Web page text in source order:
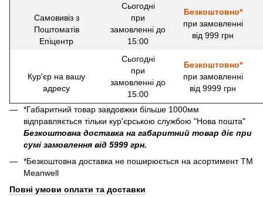
Самовивіз з
Поштоматів
Епіцентр
Сьогодні
при
замовленні до
15:00
Безкоштовно*
при замовленні
від 999 грн
Кур'єр на вашу
адресу
Сьогодні
при
замовленні до
15:00
Безкоштовно*
при замовленні
від 9999 грн
*Габаритний товар завдовжки більше 1000мм
відправляється тільки кур'єрською службою "Нова пошта"
Безкоштовна доставка на габаритний товар діє при
сумі замовлення від 5999 грн.
*Безкоштовна доставка не поширюється на асортимент ТМ
Meanwell
Повні умови оплати та доставки